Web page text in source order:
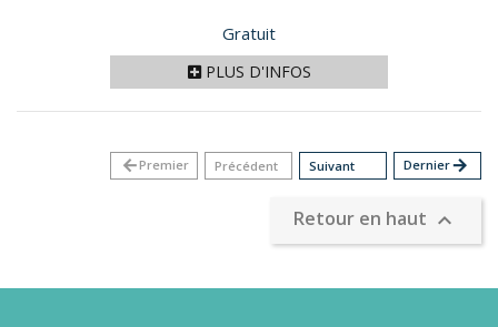
Prix
Gratuit
PLUS D'INFOS
arrow_backPremier Précédent Suivant Dernierarrow_forward
Retour en haut 